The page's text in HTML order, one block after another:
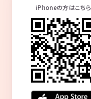
iPhoneの方はこちら